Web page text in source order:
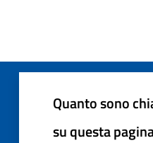
Quanto sono
su questa